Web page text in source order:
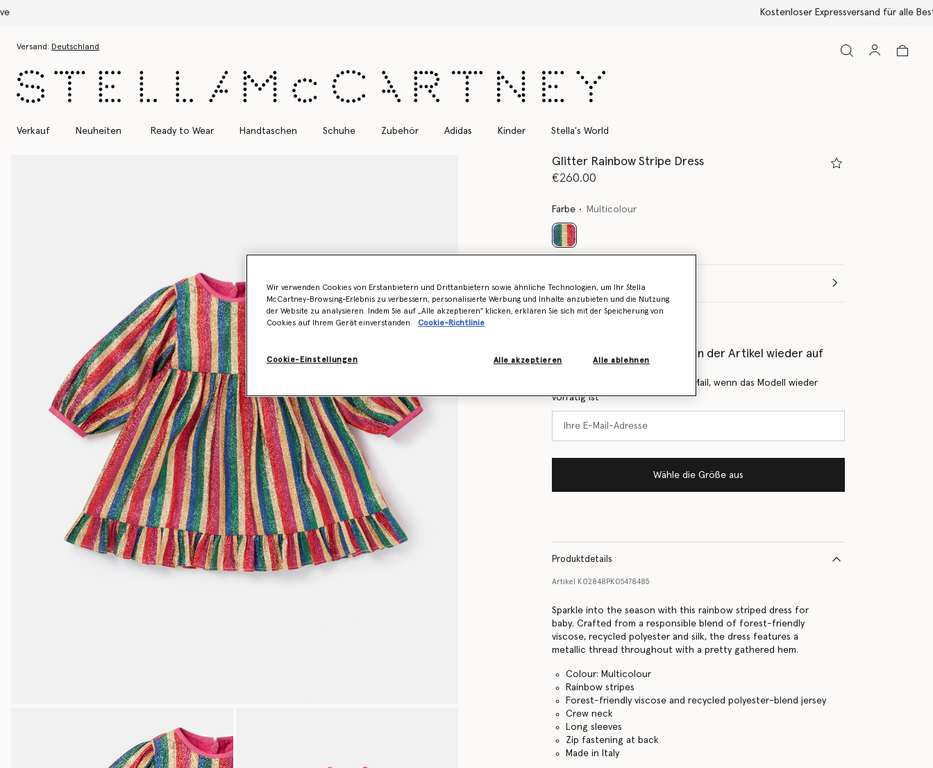
Versand: Deutschland
Verkauf Neuheiten Ready to Wear Handtaschen Schuhe Zubehör Adidas Kinder Stella's World
Glitter Rainbow Stripe Dress
€260.00
Farbe Multicolour
ausgewählt
Wähle die Größe aus
Erfahren Sie als Erstes, wenn der Artikel wieder auf
Lager ist
Benachrichtigen Sie mich per E-Mail, wenn das Modell wieder
vorrätig ist
Wähle die Größe aus
Produktdetails
Artikel K02848PK05478485
Sparkle into the season with this rainbow striped dress for
baby. Crafted from a responsible blend of forest-friendly
viscose, recycled polyester and silk, the dress features a
metallic thread throughout with a pretty gathered hem.
Colour: Multicolour
Rainbow stripes
Forest-friendly viscose and recycled polyester-blend jersey
Crew neck
Long sleeves
Zip fastening at back
Made in Italy
Wir verwenden Cookies von Erstanbietern und Drittanbietern sowie ähnliche Technologien, um Ihr Stella
McCartney-Browsing-Erlebnis zu verbessern, personalisierte Werbung und Inhalte anzubieten und die Nutzung
der Website zu analysieren. Indem Sie auf „Alle akzeptieren" klicken, erklären Sie sich mit der Speicherung von
Cookies auf Ihrem Gerät einverstanden.
Cookie-Richtlinie
Cookie-Einstellungen Alle ablehnen
Alle akzeptieren